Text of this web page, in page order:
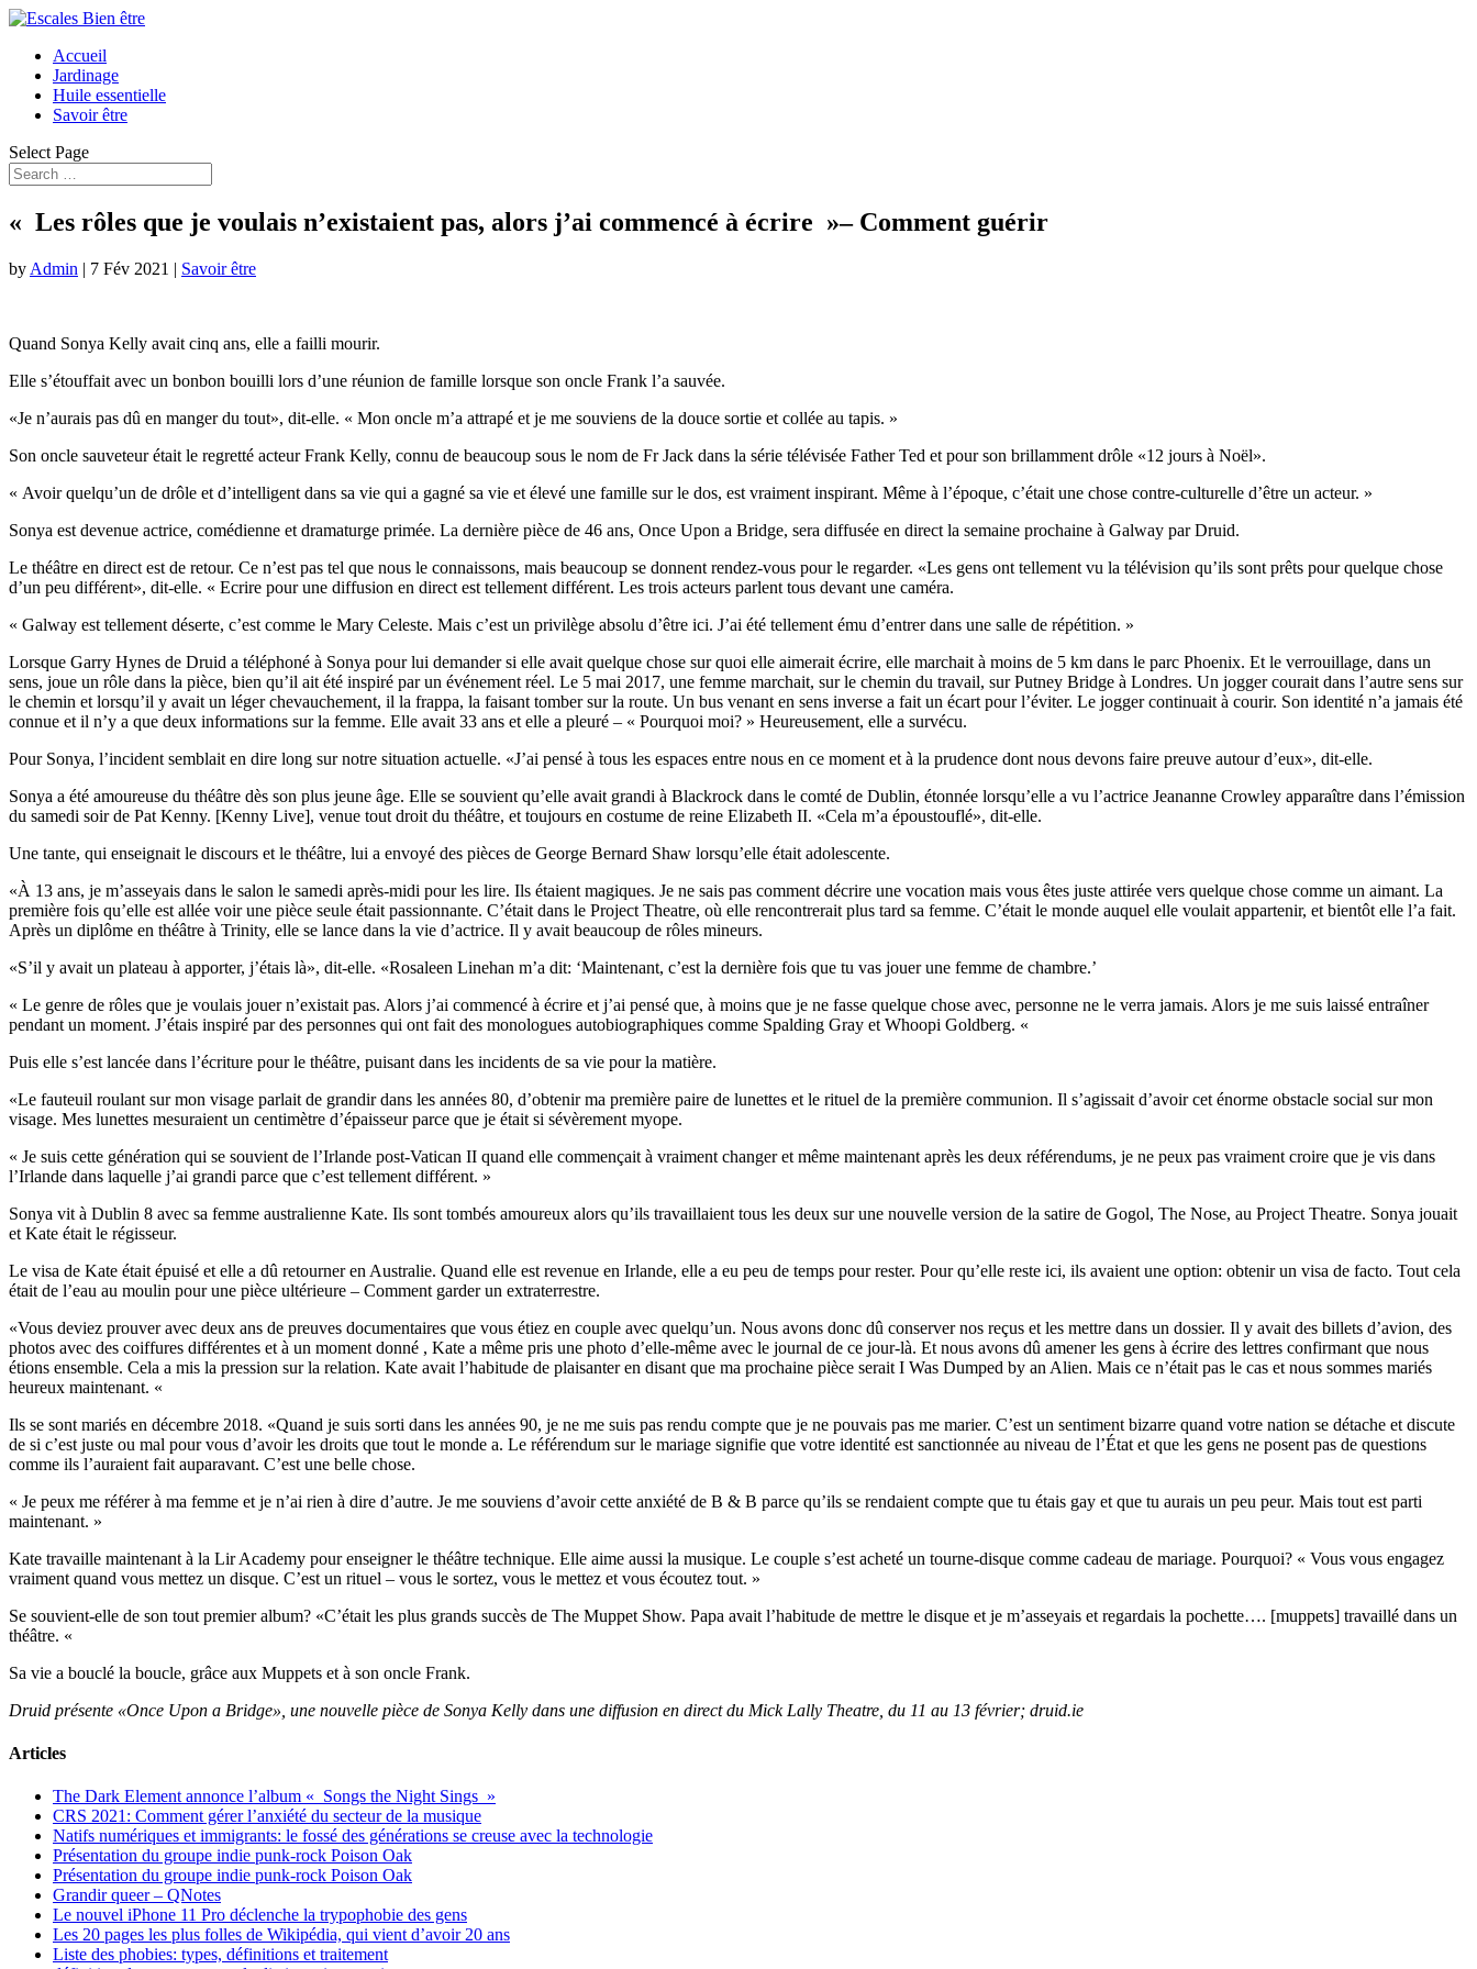
Accueil
Jardinage
Huile essentielle
Savoir être
Select Page
« Les rôles que je voulais n’existaient pas, alors j’ai commencé à écrire »– Comment guérir
by Admin | 7 Fév 2021 | Savoir être
Quand Sonya Kelly avait cinq ans, elle a failli mourir.
Elle s’étouffait avec un bonbon bouilli lors d’une réunion de famille lorsque son oncle Frank l’a sauvée.
«Je n’aurais pas dû en manger du tout», dit-elle. « Mon oncle m’a attrapé et je me souviens de la douce sortie et collée au tapis. »
Son oncle sauveteur était le regretté acteur Frank Kelly, connu de beaucoup sous le nom de Fr Jack dans la série télévisée Father Ted et pour son brillamment drôle «12 jours à Noël».
« Avoir quelqu’un de drôle et d’intelligent dans sa vie qui a gagné sa vie et élevé une famille sur le dos, est vraiment inspirant. Même à l’époque, c’était une chose contre-culturelle d’être un acteur. »
Sonya est devenue actrice, comédienne et dramaturge primée. La dernière pièce de 46 ans, Once Upon a Bridge, sera diffusée en direct la semaine prochaine à Galway par Druid.
Le théâtre en direct est de retour. Ce n’est pas tel que nous le connaissons, mais beaucoup se donnent rendez-vous pour le regarder. «Les gens ont tellement vu la télévision qu’ils sont prêts pour quelque chose
d’un peu différent», dit-elle. « Ecrire pour une diffusion en direct est tellement différent. Les trois acteurs parlent tous devant une caméra.
« Galway est tellement déserte, c’est comme le Mary Celeste. Mais c’est un privilège absolu d’être ici. J’ai été tellement ému d’entrer dans une salle de répétition. »
Lorsque Garry Hynes de Druid a téléphoné à Sonya pour lui demander si elle avait quelque chose sur quoi elle aimerait écrire, elle marchait à moins de 5 km dans le parc Phoenix. Et le verrouillage, dans un
sens, joue un rôle dans la pièce, bien qu’il ait été inspiré par un événement réel. Le 5 mai 2017, une femme marchait, sur le chemin du travail, sur Putney Bridge à Londres. Un jogger courait dans l’autre sens sur
le chemin et lorsqu’il y avait un léger chevauchement, il la frappa, la faisant tomber sur la route. Un bus venant en sens inverse a fait un écart pour l’éviter. Le jogger continuait à courir. Son identité n’a jamais été
connue et il n’y a que deux informations sur la femme. Elle avait 33 ans et elle a pleuré – « Pourquoi moi? » Heureusement, elle a survécu.
Pour Sonya, l’incident semblait en dire long sur notre situation actuelle. «J’ai pensé à tous les espaces entre nous en ce moment et à la prudence dont nous devons faire preuve autour d’eux», dit-elle.
Sonya a été amoureuse du théâtre dès son plus jeune âge. Elle se souvient qu’elle avait grandi à Blackrock dans le comté de Dublin, étonnée lorsqu’elle a vu l’actrice Jeananne Crowley apparaître dans l’émission
du samedi soir de Pat Kenny. [Kenny Live], venue tout droit du théâtre, et toujours en costume de reine Elizabeth II. «Cela m’a époustouflé», dit-elle.
Une tante, qui enseignait le discours et le théâtre, lui a envoyé des pièces de George Bernard Shaw lorsqu’elle était adolescente.
«À 13 ans, je m’asseyais dans le salon le samedi après-midi pour les lire. Ils étaient magiques. Je ne sais pas comment décrire une vocation mais vous êtes juste attirée vers quelque chose comme un aimant. La
première fois qu’elle est allée voir une pièce seule était passionnante. C’était dans le Project Theatre, où elle rencontrerait plus tard sa femme. C’était le monde auquel elle voulait appartenir, et bientôt elle l’a fait.
Après un diplôme en théâtre à Trinity, elle se lance dans la vie d’actrice. Il y avait beaucoup de rôles mineurs.
«S’il y avait un plateau à apporter, j’étais là», dit-elle. «Rosaleen Linehan m’a dit: ‘Maintenant, c’est la dernière fois que tu vas jouer une femme de chambre.’
« Le genre de rôles que je voulais jouer n’existait pas. Alors j’ai commencé à écrire et j’ai pensé que, à moins que je ne fasse quelque chose avec, personne ne le verra jamais. Alors je me suis laissé entraîner
pendant un moment. J’étais inspiré par des personnes qui ont fait des monologues autobiographiques comme Spalding Gray et Whoopi Goldberg. «
Puis elle s’est lancée dans l’écriture pour le théâtre, puisant dans les incidents de sa vie pour la matière.
«Le fauteuil roulant sur mon visage parlait de grandir dans les années 80, d’obtenir ma première paire de lunettes et le rituel de la première communion. Il s’agissait d’avoir cet énorme obstacle social sur mon
visage. Mes lunettes mesuraient un centimètre d’épaisseur parce que je était si sévèrement myope.
« Je suis cette génération qui se souvient de l’Irlande post-Vatican II quand elle commençait à vraiment changer et même maintenant après les deux référendums, je ne peux pas vraiment croire que je vis dans
l’Irlande dans laquelle j’ai grandi parce que c’est tellement différent. »
Sonya vit à Dublin 8 avec sa femme australienne Kate. Ils sont tombés amoureux alors qu’ils travaillaient tous les deux sur une nouvelle version de la satire de Gogol, The Nose, au Project Theatre. Sonya jouait
et Kate était le régisseur.
Le visa de Kate était épuisé et elle a dû retourner en Australie. Quand elle est revenue en Irlande, elle a eu peu de temps pour rester. Pour qu’elle reste ici, ils avaient une option: obtenir un visa de facto. Tout cela
était de l’eau au moulin pour une pièce ultérieure – Comment garder un extraterrestre.
«Vous deviez prouver avec deux ans de preuves documentaires que vous étiez en couple avec quelqu’un. Nous avons donc dû conserver nos reçus et les mettre dans un dossier. Il y avait des billets d’avion, des
photos avec des coiffures différentes et à un moment donné , Kate a même pris une photo d’elle-même avec le journal de ce jour-là. Et nous avons dû amener les gens à écrire des lettres confirmant que nous
étions ensemble. Cela a mis la pression sur la relation. Kate avait l’habitude de plaisanter en disant que ma prochaine pièce serait I Was Dumped by an Alien. Mais ce n’était pas le cas et nous sommes mariés
heureux maintenant. «
Ils se sont mariés en décembre 2018. «Quand je suis sorti dans les années 90, je ne me suis pas rendu compte que je ne pouvais pas me marier. C’est un sentiment bizarre quand votre nation se détache et discute
de si c’est juste ou mal pour vous d’avoir les droits que tout le monde a. Le référendum sur le mariage signifie que votre identité est sanctionnée au niveau de l’État et que les gens ne posent pas de questions
comme ils l’auraient fait auparavant. C’est une belle chose.
« Je peux me référer à ma femme et je n’ai rien à dire d’autre. Je me souviens d’avoir cette anxiété de B & B parce qu’ils se rendaient compte que tu étais gay et que tu aurais un peu peur. Mais tout est parti
maintenant. »
Kate travaille maintenant à la Lir Academy pour enseigner le théâtre technique. Elle aime aussi la musique. Le couple s’est acheté un tourne-disque comme cadeau de mariage. Pourquoi? « Vous vous engagez
vraiment quand vous mettez un disque. C’est un rituel – vous le sortez, vous le mettez et vous écoutez tout. »
Se souvient-elle de son tout premier album? «C’était les plus grands succès de The Muppet Show. Papa avait l’habitude de mettre le disque et je m’asseyais et regardais la pochette…. [muppets] travaillé dans un
théâtre. «
Sa vie a bouclé la boucle, grâce aux Muppets et à son oncle Frank.
Druid présente «Once Upon a Bridge», une nouvelle pièce de Sonya Kelly dans une diffusion en direct du Mick Lally Theatre, du 11 au 13 février; druid.ie
Articles
The Dark Element annonce l’album « Songs the Night Sings »
CRS 2021: Comment gérer l’anxiété du secteur de la musique
Natifs numériques et immigrants: le fossé des générations se creuse avec la technologie
Présentation du groupe indie punk-rock Poison Oak
Présentation du groupe indie punk-rock Poison Oak
Grandir queer – QNotes
Le nouvel iPhone 11 Pro déclenche la trypophobie des gens
Les 20 pages les plus folles de Wikipédia, qui vient d’avoir 20 ans
Liste des phobies: types, définitions et traitement